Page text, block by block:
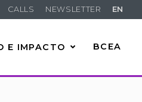
CALLS NEWSLETTER EN
E IMPACTO BCEA